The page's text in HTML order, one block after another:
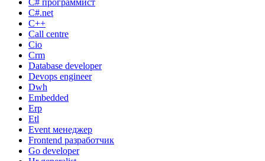
C# программист
C#.net
C++
Call centre
Cio
Crm
Database developer
Devops engineer
Dwh
Embedded
Erp
Etl
Event менеджер
Frontend разработчик
Go developer